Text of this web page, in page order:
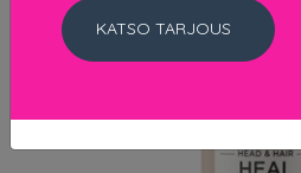
KATSO TARJOUS